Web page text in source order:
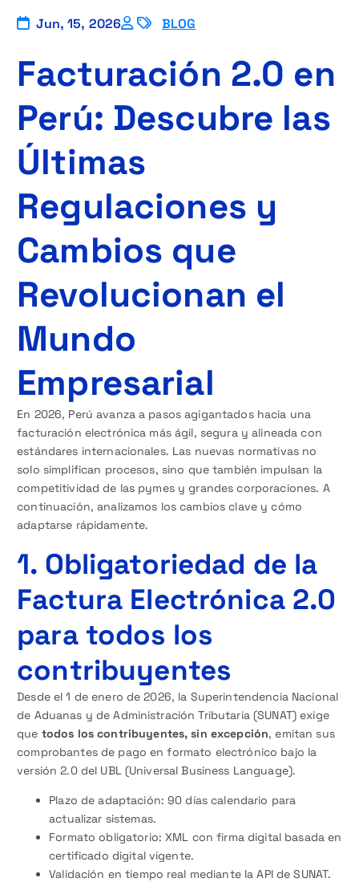
Jun, 15, 2026 BLOG
Facturación 2.0 en
Perú: Descubre las
Últimas
Regulaciones y
Cambios que
Revolucionan el
Mundo
Empresarial
En 2026, Perú avanza a pasos agigantados hacia una
facturación electrónica más ágil, segura y alineada con
estándares internacionales. Las nuevas normativas no
solo simplifican procesos, sino que también impulsan la
competitividad de las pymes y grandes corporaciones. A
continuación, analizamos los cambios clave y cómo
adaptarse rápidamente.
1. Obligatoriedad de la
Factura Electrónica 2.0
para todos los
contribuyentes
Desde el 1 de enero de 2026, la Superintendencia Nacional
de Aduanas y de Administración Tributaria (SUNAT) exige
que todos los contribuyentes, sin excepción, emitan sus
comprobantes de pago en formato electrónico bajo la
versión 2.0 del UBL (Universal Business Language).
Plazo de adaptación: 90 días calendario para
actualizar sistemas.
Formato obligatorio: XML con firma digital basada en
certificado digital vigente.
Validación en tiempo real mediante la API de SUNAT.